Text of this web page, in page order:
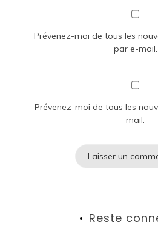
Prévenez-moi de tous les
par e-mail.
Prévenez-moi de tous les
mail.
Reste